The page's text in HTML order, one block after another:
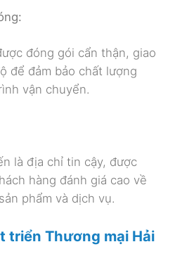
đóng gói cẩn thận, giao
để đảm bảo chất lượng
vận chuyển.
là địa chỉ tin cậy, được
hàng đánh giá cao về
phẩm và dịch vụ.
triển Thương mại Hải